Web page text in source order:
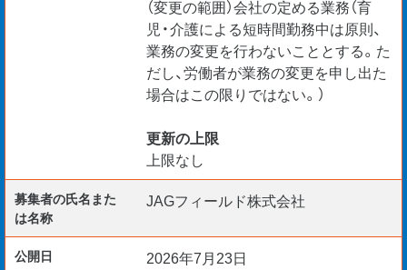
（変更の範囲）会社の定める業務（育
児・介護による短時間勤務中は原則、
業務の変更を行わないこととする。た
だし、労働者が業務の変更を申し出た
場合はこの限りではない。）
更新の上限
上限なし
募集者の氏名また
は名称
JAGフィールド株式会社
公開日 2026年7月23日